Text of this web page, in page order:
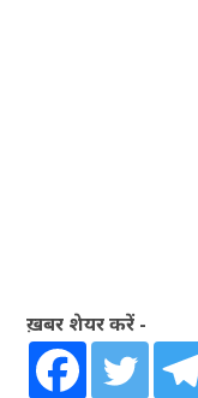
ख़बर शेयर करें -